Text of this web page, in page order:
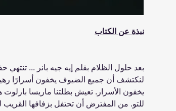
نبذة عن الكتاب
بعد حلول الظلام بقلم إيه جيه بانر ...
لنكتشف أن جميع الضيوف يخفون أسرارًا
يخفون الأسرار. تعيش بطلتنا ماريسا بارلوت
للتو. من المفترض أن تحتفل بزفافها